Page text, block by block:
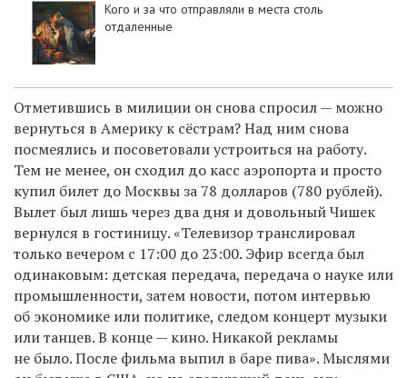
Кого и за что отправляли в места столь
отдаленные
Отметившись в милиции он снова спросил — можно
вернуться в Америку к сёстрам? Над ним снова
посмеялись и посоветовали устроиться на работу.
Тем не менее, он сходил до касс аэропорта и просто
купил билет до Москвы за 78 долларов (780 рублей).
Вылет был лишь через два дня и довольный Чишек
вернулся в гостиницу. «Телевизор транслировал
только вечером с 17:00 до 23:00. Эфир всегда был
одинаковым: детская передача, передача о науке или
промышленности, затем новости, потом интервью
об экономике или политике, следом концерт музыки
или танцев. В конце — кино. Никакой рекламы
не было. После фильма выпил в баре пива». Мыслями